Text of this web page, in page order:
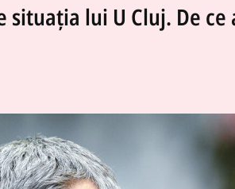
lui U Cluj. De ce